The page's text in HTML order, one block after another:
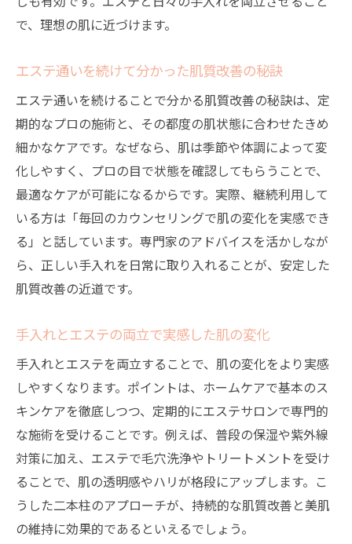
で、理想の肌に近づけます。
エステ通いを続けて分かった肌質改善の秘訣
エステ通いを続けることで分かる肌質改善の秘訣は、定
期的なプロの施術と、その都度の肌状態に合わせたきめ
細かなケアです。なぜなら、肌は季節や体調によって変
化しやすく、プロの目で状態を確認してもらうことで、
最適なケアが可能になるからです。実際、継続利用して
いる方は「毎回のカウンセリングで肌の変化を実感でき
る」と話しています。専門家のアドバイスを活かしなが
ら、正しい手入れを日常に取り入れることが、安定した
肌質改善の近道です。
手入れとエステの両立で実感した肌の変化
手入れとエステを両立することで、肌の変化をより実感
しやすくなります。ポイントは、ホームケアで基本のス
キンケアを徹底しつつ、定期的にエステサロンで専門的
な施術を受けることです。例えば、普段の保湿や紫外線
対策に加え、エステで毛穴洗浄やトリートメントを受け
ることで、肌の透明感やハリが格段にアップします。こ
うした二本柱のアプローチが、持続的な肌質改善と美肌
の維持に効果的であるといえるでしょう。